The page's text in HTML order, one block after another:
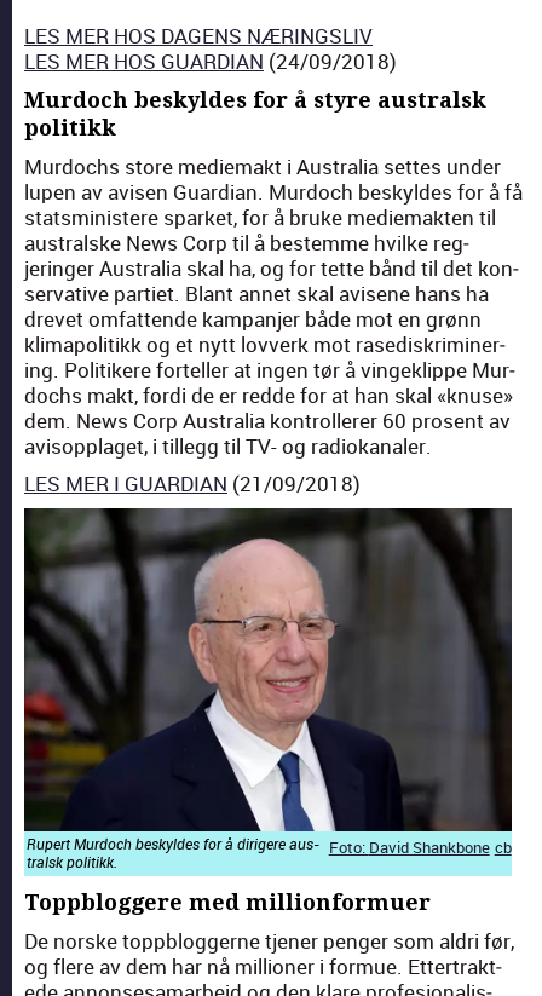
LES MER HOS DAGENS NÆRINGSLIV
LES MER HOS GUARDIAN (24/09/2018)
Murdoch beskyldes for å styre australsk
politikk
Mur­dochs store mediemakt i Aus­tralia settes under
lupen av avisen Guardian. Mur­doch beskyldes for å få
statsmin­is­tere spar­ket, for å bruke mediemak­ten til
aus­tralske News Corp til å bestemme hvilke reg­
jeringer Aus­tralia skal ha, og for tette bånd til det kon­
ser­v­a­tive par­ti­et. Blant annet skal avisene hans ha
drevet omfat­tende kam­pan­jer både mot en grønn
klimapoli­tikk og et nytt lovverk mot rasediskrim­iner­
ing. Poli­tikere forteller at ingen tør å vingek­lippe Mur­
dochs makt, for­di de er red­de for at han skal «knuse»
dem. News Corp Aus­tralia kon­trollerer 60 pros­ent av
avi­sop­plaget, i til­legg til TV- og radiokanaler.
LES MER I GUARDIAN (21/09/2018)
Foto: David Shankbone cb
Rupert Mur­doch beskyldes for å dirigere aus­
tral­sk poli­tikk.
Toppbloggere med millionformuer
De norske topp­blog­gerne tjen­er penger som aldri før,
og flere av dem har nå mil­lion­er i for­mue. Etter­trak­t­